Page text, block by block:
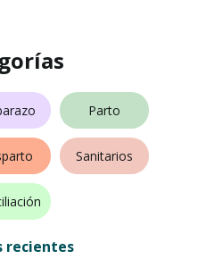
Parto
Sanitarios
recientes